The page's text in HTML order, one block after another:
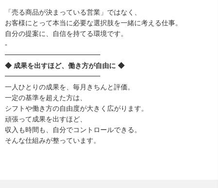
「売る商品が決まっている営業」ではなく、
お客様にとって本当に必要な選択肢を一緒に考える仕事。
自分の提案に、自信を持てる環境です。
-
━━━━━━━━━━━━━━
◆ 成果を出すほど、働き方が自由に ◆
━━━━━━━━━━━━━━
一人ひとりの成果を、毎月きちんと評価。
一定の基準を超えた方は、
シフトや働き方の自由度が大きく広がります。
頑張って成果を出すほど、
収入も時間も、自分でコントロールできる。
そんな仕組みが整っています。